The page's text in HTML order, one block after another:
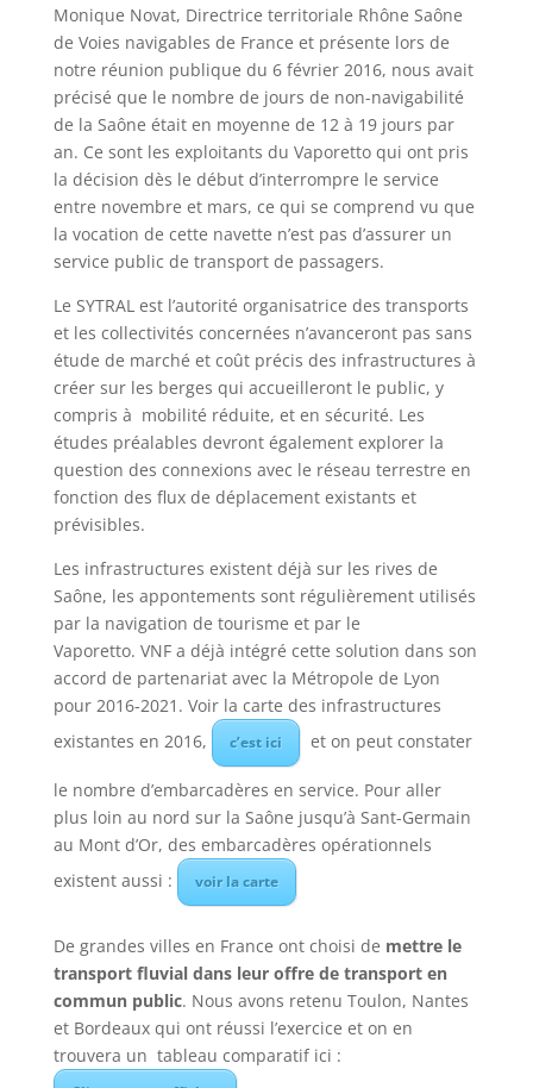
Monique Novat, Directrice territoriale Rhône Saône
de Voies navigables de France et présente lors de
notre réunion publique du 6 février 2016, nous avait
précisé que le nombre de jours de non-navigabilité
de la Saône était en moyenne de 12 à 19 jours par
an. Ce sont les exploitants du Vaporetto qui ont pris
la décision dès le début d’interrompre le service
entre novembre et mars, ce qui se comprend vu que
la vocation de cette navette n’est pas d’assurer un
service public de transport de passagers.
Le SYTRAL est l’autorité organisatrice des transports
et les collectivités concernées n’avanceront pas sans
étude de marché et coût précis des infrastructures à
créer sur les berges qui accueilleront le public, y
compris à mobilité réduite, et en sécurité. Les
études préalables devront également explorer la
question des connexions avec le réseau terrestre en
fonction des flux de déplacement existants et
prévisibles.
Les infrastructures existent déjà sur les rives de
Saône, les appontements sont régulièrement utilisés
par la navigation de tourisme et par le
Vaporetto. VNF a déjà intégré cette solution dans son
accord de partenariat avec la Métropole de Lyon
pour 2016-2021. Voir la carte des infrastructures
existantes en 2016,
c’est ici et on peut constater
le nombre d’embarcadères en service. Pour aller
plus loin au nord sur la Saône jusqu’à Sant-Germain
au Mont d’Or, des embarcadères opérationnels
existent aussi :
voir la carte
De grandes villes en France ont choisi de mettre le
transport fluvial dans leur offre de transport en
commun public. Nous avons retenu Toulon, Nantes
et Bordeaux qui ont réussi l’exercice et on en
trouvera un tableau comparatif ici :